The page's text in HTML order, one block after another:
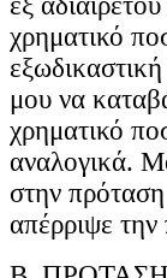
χρηματικό
μου να
χρηματικό
αναλογικά.
στην
απέρριψε